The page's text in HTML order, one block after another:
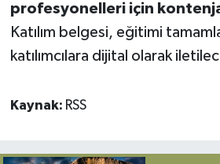
profesyonelleri için kontenjan
Katılım belgesi, eğitimi
katılımcılara dijital olarak
Kaynak: RSS